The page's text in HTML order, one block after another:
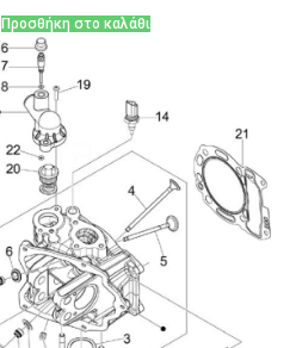
Προσθήκη στο καλάθι